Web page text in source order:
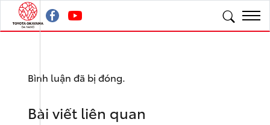
Bình luận đã bị đóng.
Bài viết liên quan